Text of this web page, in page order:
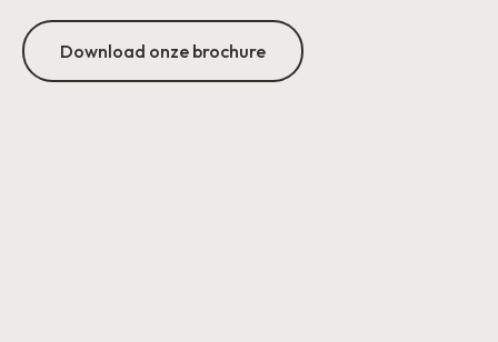
Download onze brochure